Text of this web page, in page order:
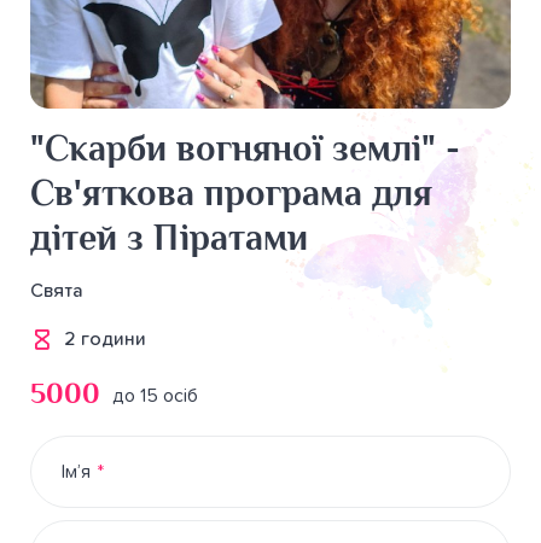
"Скарби вогняної землі" -
Св'яткова програма для
дітей з Піратами
Свята
2 години
5000 до 15 осіб
Ім’я